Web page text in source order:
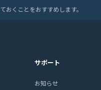
くことをおすすめします。
サポート
お知らせ